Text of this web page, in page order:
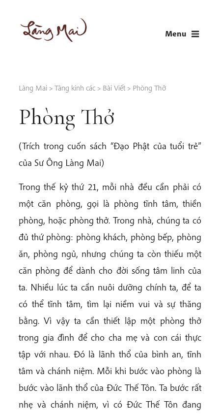
content
Menu
Làng Mai > Tàng kinh các > Bài Viết > Phòng Thở
Phòng Thở
(Trích trong cuốn sách “Đạo Phật của tuổi trẻ”
của Sư Ông Làng Mai)
Trong thế kỷ thứ 21, mỗi nhà đều cần phải có
một căn phòng, gọi là phòng tĩnh tâm, thiền
phòng, hoặc phòng thở. Trong nhà, chúng ta có
đủ thứ phòng: phòng khách, phòng bếp, phòng
ăn, phòng ngủ, nhưng chúng ta còn thiếu một
căn phòng để dành cho đời sống tâm linh của
ta. Nhiều lúc ta cần nuôi dưỡng chính ta, để ta
có thể tĩnh tâm, tìm lại niềm vui và sự thăng
bằng. Vì vậy ta cần thiết lập một phòng thở
trong gia đình để cho cha mẹ và con cái thực
tập với nhau. Đó là lãnh thổ của bình an, tĩnh
tâm và chánh niệm. Mỗi khi bước vào phòng là
bước vào lãnh thổ của Đức Thế Tôn. Ta bước rất
nhẹ và chánh niệm, vì có Đức Thế Tôn đang